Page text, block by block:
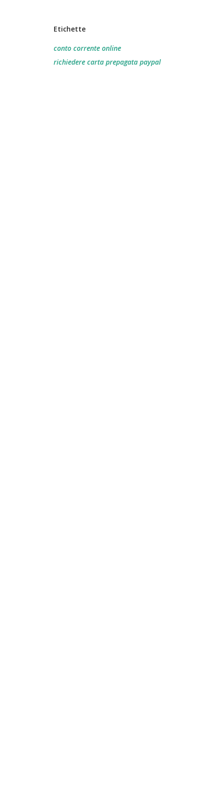
Etichette
conto corrente online
richiedere carta prepagata paypal